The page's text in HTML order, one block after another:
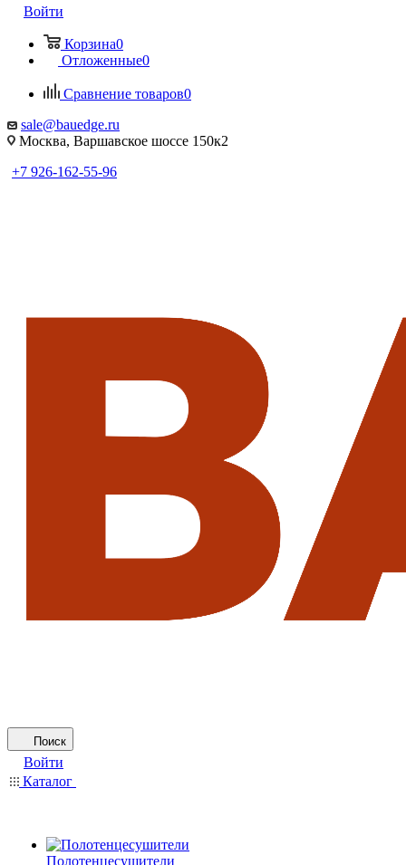
Войти
Корзина0
Отложенные0
Сравнение товаров0
sale@bauedge.ru
Москва, Варшавское шоссе 150к2
+7 926-162-55-96
Поиск
Войти
Каталог
Полотенцесушители